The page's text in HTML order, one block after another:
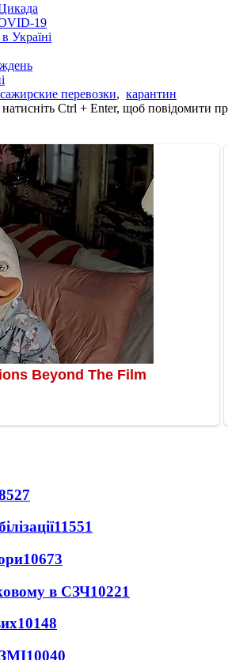
19
Україні
перевозки, карантин
Ctrl + Enter, щоб повідомити
11551
10673
в СЗЧ10221
10148
10040